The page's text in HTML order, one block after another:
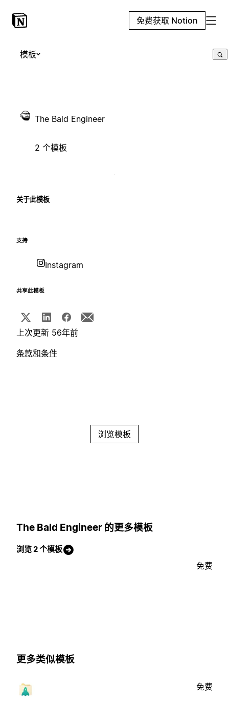
免费获取 Notion
模板
The Bald Engineer
2 个模板
关于此模板
支持
Instagram
共享此模板
上次更新 56年前
条款和条件
浏览模板
The Bald Engineer 的更多模板
浏览 2 个模板
免费
更多类似模板
免费